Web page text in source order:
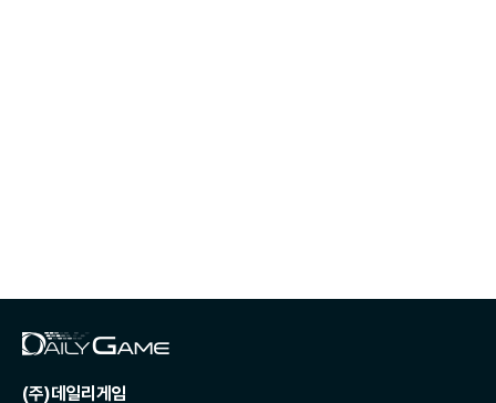
(주)데일리게임